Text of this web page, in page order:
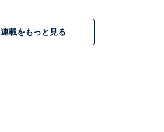
連載をもっと見る